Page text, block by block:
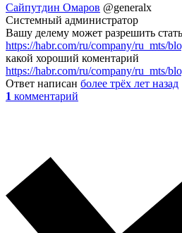
Сайпутдин Омаров @generalx
Системный администратор
Вашу делему может разрешить
https://habr.com/ru/company/ru_mts/
какой хороший коментарий
https://habr.com/ru/company/ru_mts/
Ответ написан более трёх лет назад
1 комментарий